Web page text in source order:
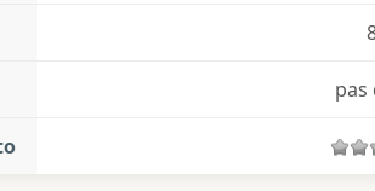
pas